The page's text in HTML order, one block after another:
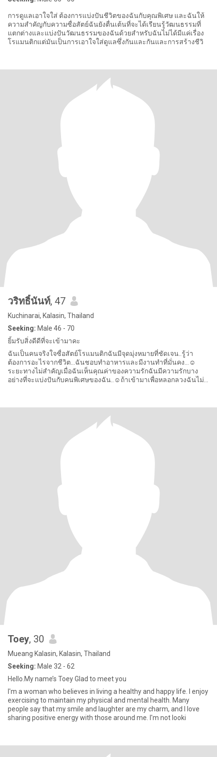
การดูแลเอาใจใส่ ต้องการแบ่งปันชีวิตของฉันกับคุณพิเศษ และฉันให้
ความสำคัญกับความซื่อสัตย์ฉันยังตื่นเต้นที่จะได้เรียนรู้วัฒนธรรมที่
แตกต่างและแบ่งปันวัฒนธรรมของฉันด้วยสำหรับฉันไม่ได้มีแค่เรื่อง
โรแมนติกแต่มันเป็นการเอาใจใส่ดูแลซึ่งกันและกันและการสร้างชีวิ
วริทธิ์นันท์, 47
Kuchinarai, Kalasin, Thailand
Seeking: Male 46 - 70
ยิ้มรับสิ่งดีดีที่จะเข้ามาคะ
ฉันเป็นคนจริงใจซื่อสัตย์โรแมนติกฉันมีจุดมุ่งหมายที่ชัดเจน..รู้ว่า
ต้องการอะไรจากชีวิต...ฉันชอบทำอาหารและมีงานทำที่มั่นคง...☺️
ระยะทางไม่สำคัญเมื่อฉันเห็นคุณค่าของความรักฉันมีความรักบาง
อย่างที่จะแบ่งปันกับคนพิเศษของฉัน..☺️ถ้าเข้ามาเพื่อหลอกลวงฉันไม่
Toey, 30
Mueang Kalasin, Kalasin, Thailand
Seeking: Male 32 - 62
Hello.My name’s Toey Glad to meet you
I'm a woman who believes in living a healthy and happy life. I enjoy
exercising to maintain my physical and mental health. Many
people say that my smile and laughter are my charm, and I love
sharing positive energy with those around me. I'm not looki